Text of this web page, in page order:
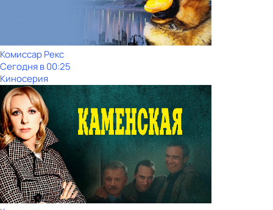
Комиссар Рекс
Сегодня в 00:25
Киносерия